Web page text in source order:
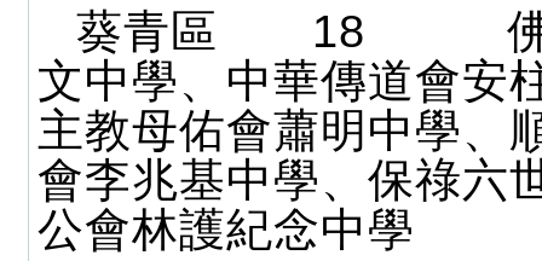
葵青區 18 佛
文中學、中華傳道會安
主教母佑會蕭明中學、
會李兆基中學、保祿六
公會林護紀念中學